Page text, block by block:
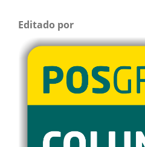
Editado por